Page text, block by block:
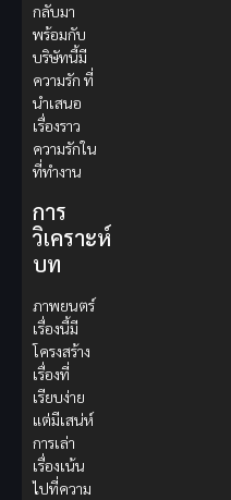
กลับมา
พร้อมกับ
บริษัทนี้มี
ความรัก ที่
นำเสนอ
เรื่องราว
ความรักใน
ที่ทำงาน
การ
วิเคราะห์
บท
ภาพยนตร์
เรื่องนี้มี
โครงสร้าง
เรื่องที่
เรียบง่าย
แต่มีเสน่ห์
การเล่า
เรื่องเน้น
ไปที่ความ